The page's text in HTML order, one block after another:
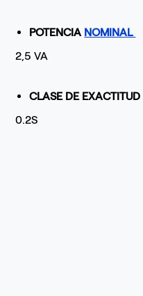
POTENCIA NOMINAL
2,5 VA
CLASE DE EXACTITUD
0.2S